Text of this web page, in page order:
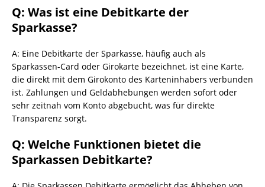
Q: Was ist eine Debitkarte der
Sparkasse?
A: Eine Debitkarte der Sparkasse, häufig auch als
Sparkassen-Card oder Girokarte bezeichnet, ist eine Karte,
die direkt mit dem Girokonto des Karteninhabers verbunden
ist. Zahlungen und Geldabhebungen werden sofort oder
sehr zeitnah vom Konto abgebucht, was für direkte
Transparenz sorgt.
Q: Welche Funktionen bietet die
Sparkassen Debitkarte?